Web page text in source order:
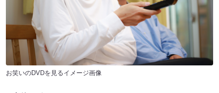
お笑いのDVDを見るイメージ画像